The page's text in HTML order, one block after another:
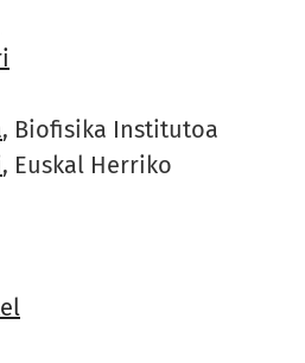
, Biofisika Institutoa
, Euskal Herriko